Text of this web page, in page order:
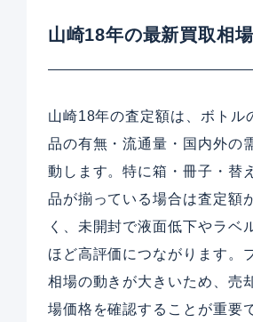
山崎18年の最新買取相
山崎18年の査定額は、ボトル
品の有無・流通量・国内外の
動します。特に箱・冊子・替
品が揃っている場合は査定額
く、未開封で液面低下やラベ
ほど高評価につながります。
相場の動きが大きいため、売
場価格を確認することが重要